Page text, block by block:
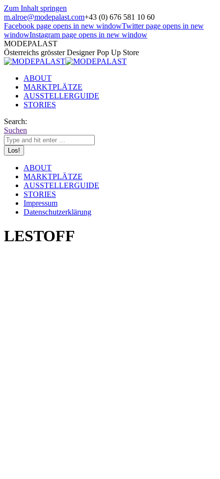
Zum Inhalt springen
m.alroe@modepalast.com+43 (0) 676 581 10 60
Facebook page opens in new windowTwitter page opens in new
windowInstagram page opens in new window
MODEPALAST
Österreichs grösster Designer Pop Up Store
ABOUT
MARKTPLÄTZE
AUSSTELLERGUIDE
STORIES
Search:
Suchen
ABOUT
MARKTPLÄTZE
AUSSTELLERGUIDE
STORIES
Impressum
Datenschutzerklärung
LESTOFF